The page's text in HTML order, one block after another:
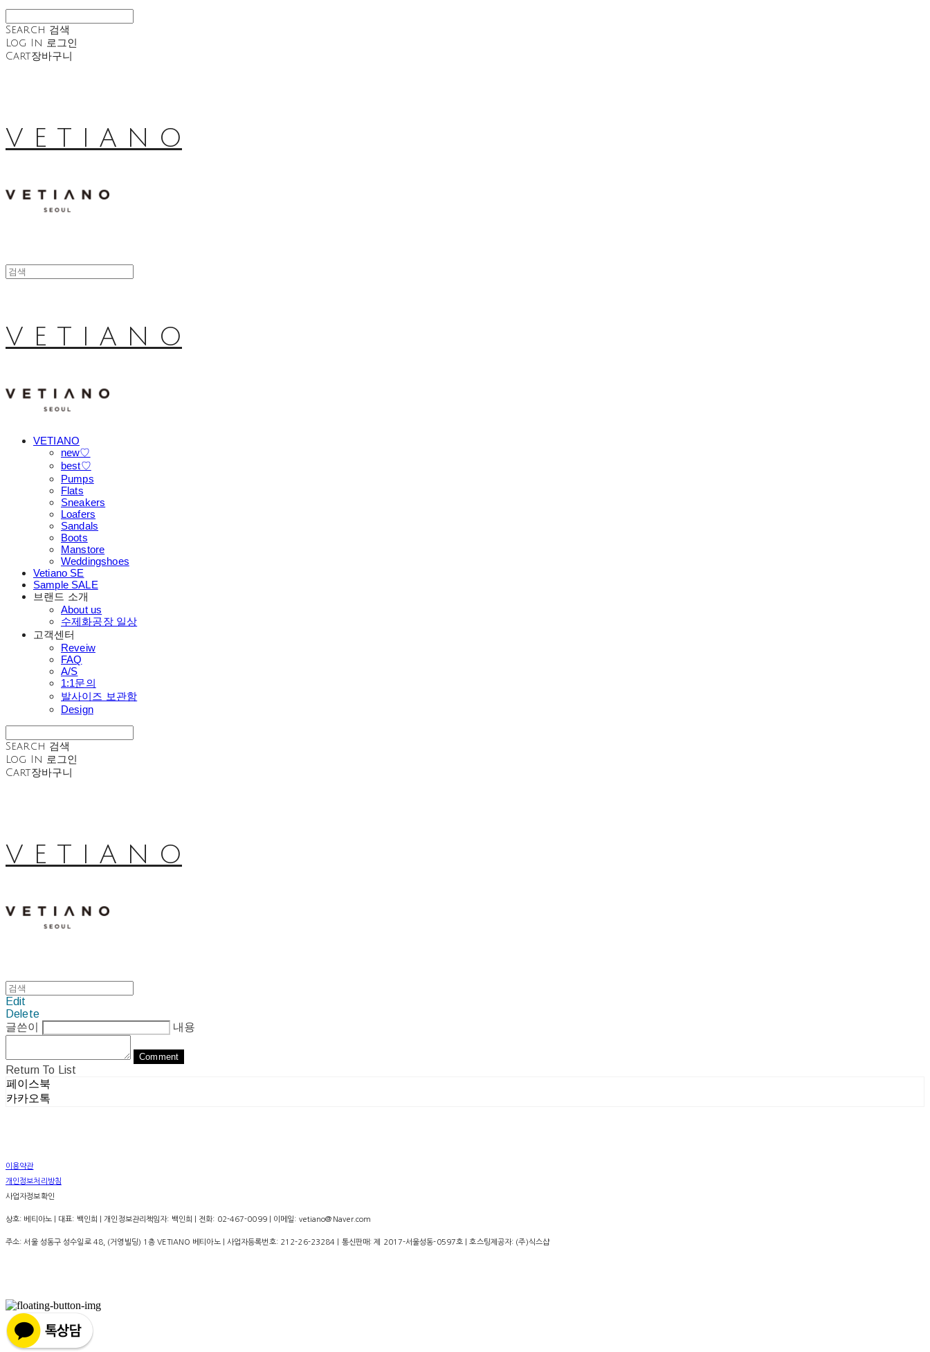
Search 검색
Log In 로그인
Cart장바구니
V E T I A N O
V E T I A N O
VETIANO
new♡
best♡
Pumps
Flats
Sneakers
Loafers
Sandals
Boots
Manstore
Weddingshoes
Vetiano SE
Sample SALE
브랜드 소개
About us
수제화공장 일상
고객센터
Reveiw
FAQ
A/S
1:1문의
발사이즈 보관함
Design
Search 검색
Log In 로그인
Cart장바구니
V E T I A N O
Edit
Delete
글쓴이
내용
Comment
Return To List
페이스북
카카오톡
이용약관
개인정보처리방침
사업자정보확인
상호: 베티아노 | 대표: 백인희 | 개인정보관리책임자: 백인희 | 전화: 02-467-0099 | 이메일: vetiano@Naver.com
주소: 서울 성동구 성수일로 48, (거영빌딩) 1층 VETIANO 베티아노 | 사업자등록번호: 212-26-23284 | 통신판매:제 2017-서울성동-0597호 | 호스팅제공자: (주)식스샵